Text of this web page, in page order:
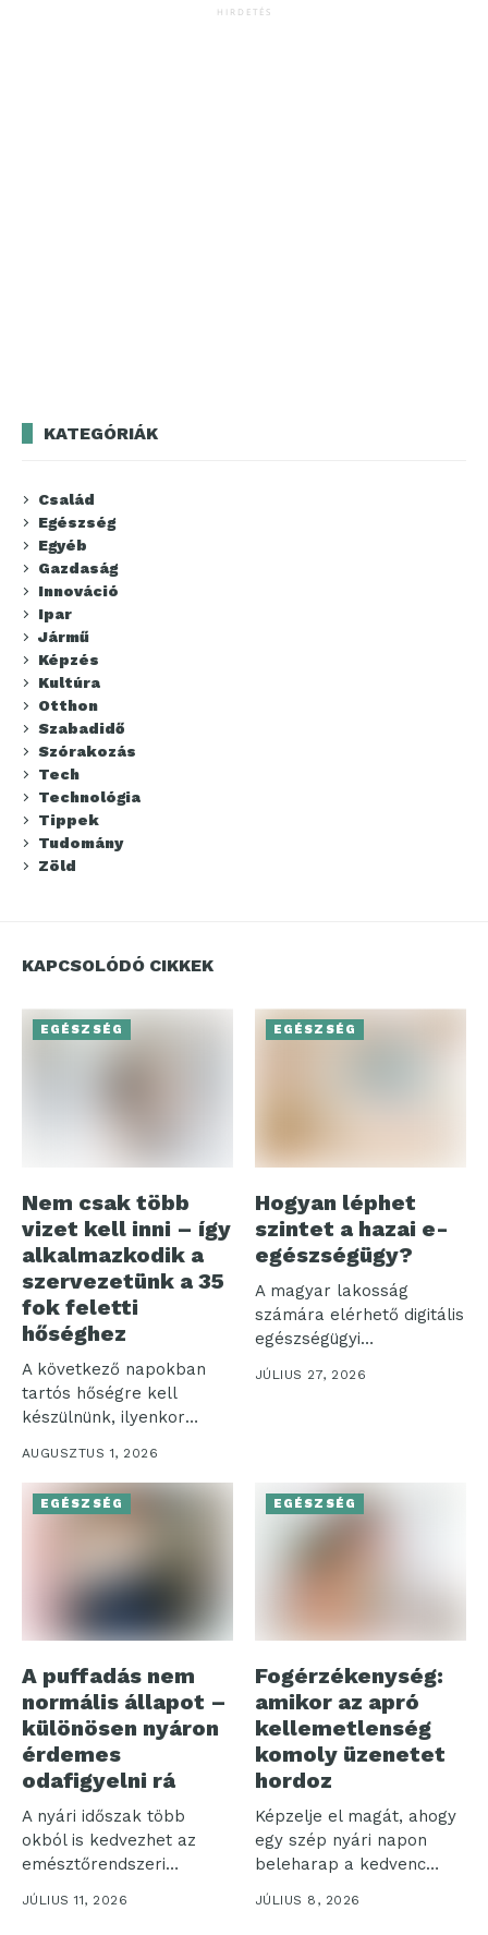
HIRDETÉS
KATEGÓRIÁK
Család
Egészség
Egyéb
Gazdaság
Innováció
Ipar
Jármű
Képzés
Kultúra
Otthon
Szabadidő
Szórakozás
Tech
Technológia
Tippek
Tudomány
Zöld
KAPCSOLÓDÓ CIKKEK
EGÉSZSÉG
Nem csak több
vizet kell inni – így
alkalmazkodik a
szervezetünk a 35
fok feletti
hőséghez
A következő napokban
tartós hőségre kell
készülnünk, ilyenkor
komfortérzetünk...
AUGUSZTUS 1, 2026
EGÉSZSÉG
Hogyan léphet
szintet a hazai e-
egészségügy?
A magyar lakosság
számára elérhető digitális
egészségügyi
ökoszisztéma három
pillére – az...
JÚLIUS 27, 2026
EGÉSZSÉG
A puffadás nem
normális állapot –
különösen nyáron
érdemes
odafigyelni rá
A nyári időszak több
okból is kedvezhet az
emésztőrendszeri
panaszoknak.
Gyakrabban
JÚLIUS 11, 2026
EGÉSZSÉG
Fogérzékenység:
amikor az apró
kellemetlenség
komoly üzenetet
hordoz
Képzelje el magát, ahogy
egy szép nyári napon
beleharap a kedvenc
fagyijába,...
JÚLIUS 8, 2026